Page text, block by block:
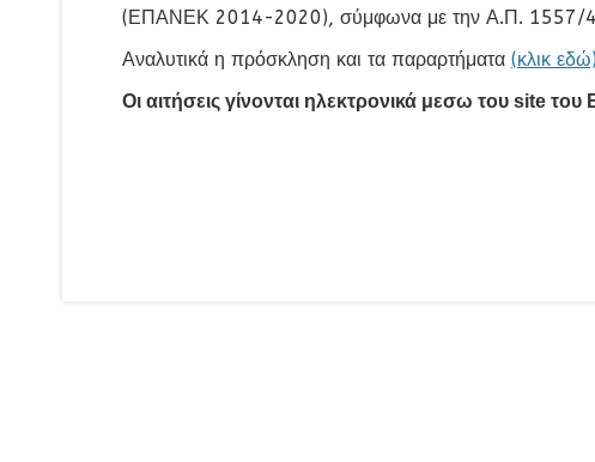
(ΕΠΑΝΕΚ 2014-2020), σύμφωνα με την Α.Π. 1557/
Αναλυτικά η πρόσκληση και τα παραρτήματα (κλικ
Οι αιτήσεις γίνονται ηλεκτρονικά μεσω του site